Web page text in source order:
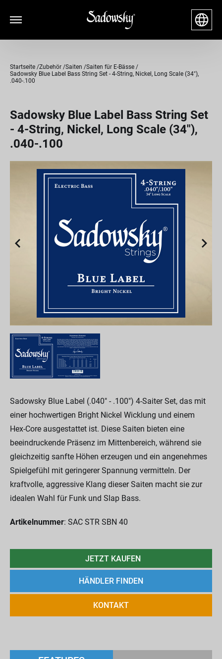
Startseite Zubehör Saiten
Saiten für E-Bässe
Sadowsky Blue Label Bass String Set - 4-String, Nickel, Long Scale (34"),
.040-.100
Sadowsky Blue Label Bass String Set
- 4-String, Nickel, Long Scale (34"),
.040-.100
Sadowsky Blue Label (.040" - .100") 4-Saiter Set, das mit
einer hochwertigen Bright Nickel Wicklung und einem
Hex-Core ausgestattet ist. Diese Saiten bieten eine
beeindruckende Präsenz im Mittenbereich, während sie
gleichzeitig sanfte Höhen erzeugen und ein angenehmes
Spielgefühl mit geringerer Spannung vermitteln. Der
kraftvolle, aggressive Klang dieser Saiten macht sie zur
idealen Wahl für Funk und Slap Bass.
Artikelnummer: SAC STR SBN 40
JETZT KAUFEN
HÄNDLER FINDEN
KONTAKT